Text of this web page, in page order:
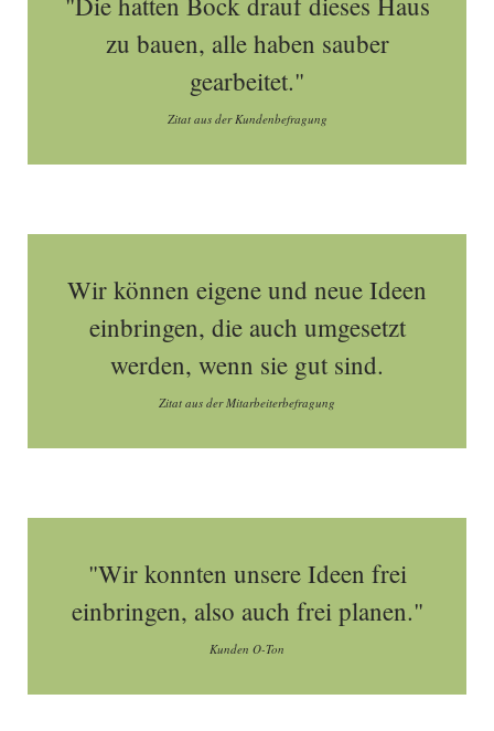
zu bauen, alle haben sauber
gearbeitet."
Zitat aus der Kundenbefragung
Wir können eigene und neue Ideen
einbringen, die auch umgesetzt
werden, wenn sie gut sind.
Zitat aus der Mitarbeiterbefragung
"Wir konnten unsere Ideen frei
einbringen, also auch frei planen."
Kunden O-Ton